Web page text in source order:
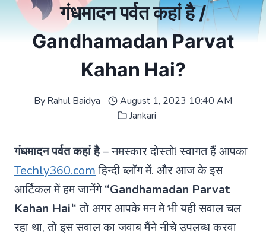
गंधमादन पर्वत कहां है /
Gandhamadan Parvat
Kahan Hai?
ByRahul Baidya
August 1, 2023 10:40 AM
Jankari
गंधमादन पर्वत कहां है– नमस्कार दोस्तो! स्वागत हैं आपका
Techly360.comहिन्दी ब्लॉग में. और आज के इस
आर्टिकल में हम जानेंगे“Gandhamadan Parvat
Kahan Hai“तो अगर आपके मन मे भी यही सवाल चल
रहा था, तो इस सवाल का जवाब मैंने नीचे उपलब्ध करवा